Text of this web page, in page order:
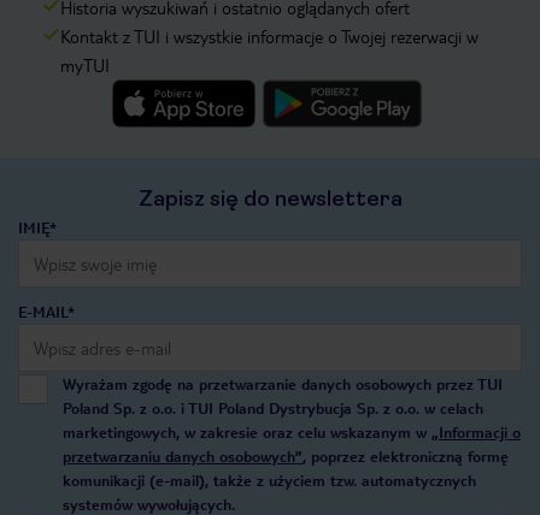
Historia wyszukiwań i ostatnio oglądanych ofert
Kontakt z TUI i wszystkie informacje o Twojej rezerwacji w
myTUI
Zapisz się do newslettera
IMIĘ*
E-MAIL*
Wyrażam zgodę na przetwarzanie danych osobowych przez TUI
Poland Sp. z o.o. i TUI Poland Dystrybucja Sp. z o.o. w celach
marketingowych, w zakresie oraz celu wskazanym w „Informacji o
przetwarzaniu danych osobowych”, poprzez elektroniczną formę
komunikacji (e-mail), także z użyciem tzw. automatycznych
systemów wywołujących.